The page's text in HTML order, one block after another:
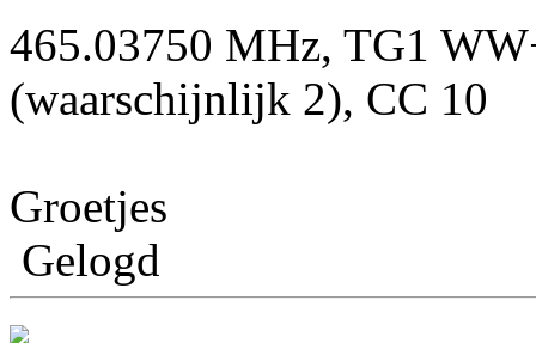
465.03750 MHz, TG1
(waarschijnlijk 2), CC 10
Groetjes
Gelogd